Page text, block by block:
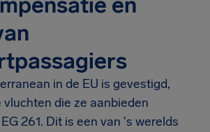
in de EU is gevestigd,
die ze aanbieden
261. Dit is een van 's werelds